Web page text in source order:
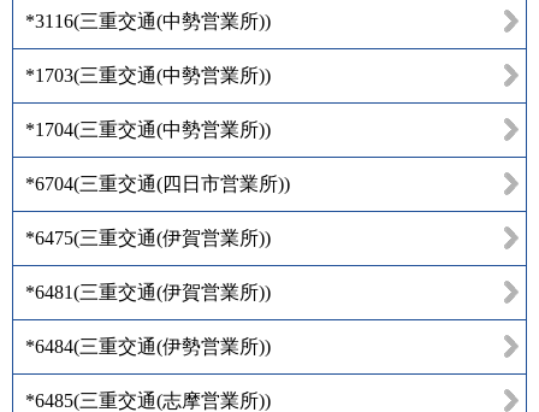
*3116(三重交通(中勢営業所))
*1703(三重交通(中勢営業所))
*1704(三重交通(中勢営業所))
*6704(三重交通(四日市営業所))
*6475(三重交通(伊賀営業所))
*6481(三重交通(伊賀営業所))
*6484(三重交通(伊勢営業所))
*6485(三重交通(志摩営業所))